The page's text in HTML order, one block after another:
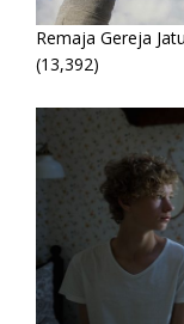
Remaja Gereja
(13,392)